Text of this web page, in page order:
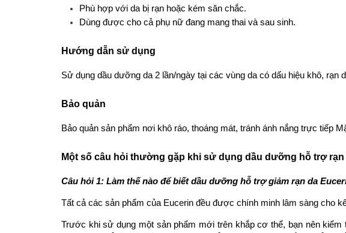
Phù hợp với da bị rạn hoặc kém săn chắc.
Dùng được cho cả phụ nữ đang mang thai và sau sinh.
Hướng dẫn sử dụng
Sử dụng dầu dưỡng da 2 lần/ngày tại các vùng da có dấu hiệu khô,
Bảo quản
Bảo quản sản phẩm nơi khô ráo, thoáng mát, tránh ánh nắng trực tiếp
Một số câu hỏi thường gặp khi sử dụng dầu dưỡng hỗ trợ rạn
Câu hỏi 1: Làm thế nào để biết dầu dưỡng hỗ trợ giảm rạn da
Tất cả các sản phẩm của Eucerin đều được chính minh lâm sàng cho
Trước khi sử dụng một sản phẩm mới trên khắp cơ thể, bạn nên